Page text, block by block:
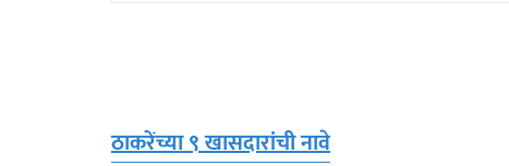
ठाकरेंच्या ९ खासदारांची नावे